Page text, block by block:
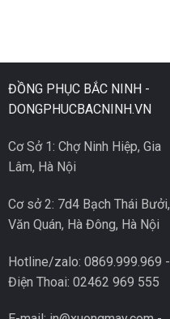
ĐỒNG PHỤC BẮC NINH -
DONGPHUCBACNINH.VN
Cơ Sở 1: Chợ Ninh Hiệp, Gia
Lâm, Hà Nội
Cơ sở 2: 7d4 Bạch Thái Bưởi,
Văn Quán, Hà Đông, Hà Nội
Hotline/zalo: 0869.999.969 -
Điện Thoai: 02462 969 555